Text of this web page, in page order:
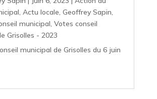
, Actu locale, Geoffrey Sapin,
municipal, Votes conseil
Grisolles - 2023
municipal de Grisolles du 6 juin